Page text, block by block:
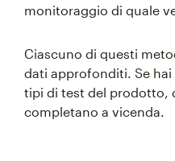
monitoraggio di quale
Ciascuno di questi
dati approfonditi. Se
tipi di test del prodotto,
completano a vicenda.